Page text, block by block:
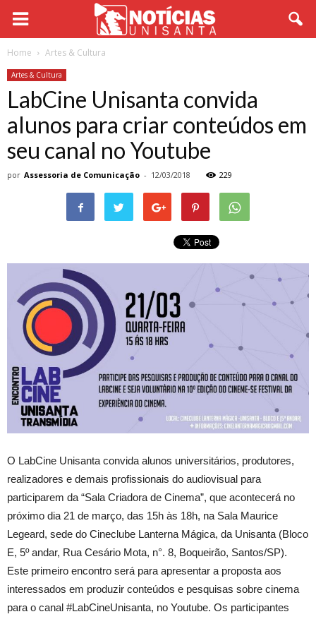
Home Artes & Cultura
Artes & Cultura
LabCine Unisanta convida
alunos para criar conteúdos em
seu canal no Youtube
por Assessoria de Comunicação - 12/03/2018 229
O LabCine Unisanta convida alunos universitários, produtores,
realizadores e demais profissionais do audiovisual para
participarem da “Sala Criadora de Cinema”, que acontecerá no
próximo dia 21 de março, das 15h às 18h, na Sala Maurice
Legeard, sede do Cineclube Lanterna Mágica, da Unisanta (Bloco
E, 5º andar, Rua Cesário Mota, n°. 8, Boqueirão, Santos/SP).
Este primeiro encontro será para apresentar a proposta aos
interessados em produzir conteúdos e pesquisas sobre cinema
para o canal #LabCineUnisanta, no Youtube. Os participantes